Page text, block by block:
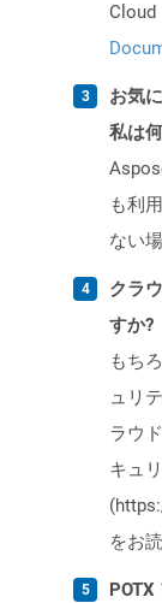
Cloud
お気
私は
も利
ない
クラ
すか?
もち
ュリ
ラウ
キュ
をお